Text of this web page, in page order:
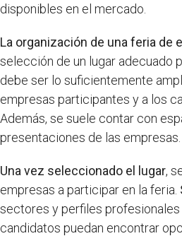
disponibles en el mercado.
La organización de una feria de
selección de un lugar adecuado
debe ser lo suficientemente
empresas participantes y a los
Además, se suele contar con
presentaciones de las empresas.
Una vez seleccionado el lugar,
empresas a participar en la feria.
sectores y perfiles
candidatos puedan encontrar